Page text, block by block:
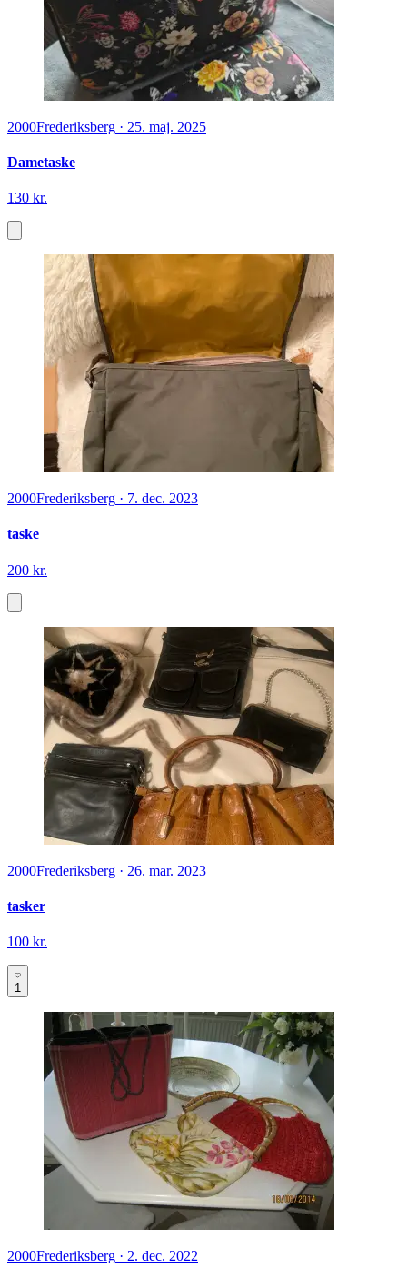
2000Frederiksberg · 25. maj. 2025
Dametaske
130 kr.
2000Frederiksberg · 7. dec. 2023
taske
200 kr.
2000Frederiksberg · 26. mar. 2023
tasker
100 kr.
1
2000Frederiksberg · 2. dec. 2022